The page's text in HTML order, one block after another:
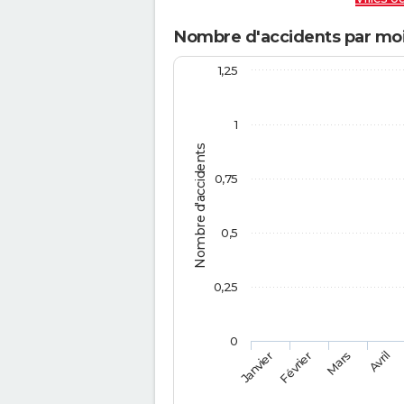
Nombre d'accidents par
Nombre d'accidents
JanvierFévrier Mars Avril
0
1
0,25
0,5
0,75
1,25